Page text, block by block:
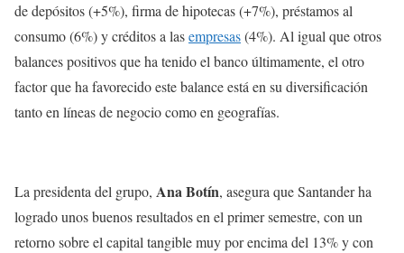
de depósitos (+5%), firma de hipotecas (+7%), préstamos al
consumo (6%) y créditos a lasempresas(4%). Al igual que otros
balances positivos que ha tenido el banco últimamente, el otro
factor que ha favorecido este balance está en su diversificación
tanto en líneas de negocio como en geografías.
La presidenta del grupo, Ana Botín, asegura que Santander ha
logrado unos buenos resultados en el primer semestre, con un
retorno sobre el capital tangible muy por encima del 13% y con